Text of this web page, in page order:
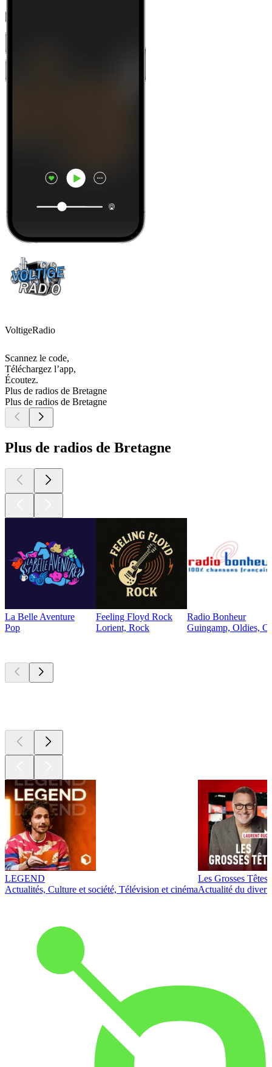
VoltigeRadio
Scannez le code,
Téléchargez l’app,
Écoutez.
Plus de radios de Bretagne
Plus de radios de Bretagne
Plus de radios de Bretagne
La Belle Aventure
Pop
Feeling Floyd Rock
Lorient, Rock
Radio Bonheur
Guingamp, Oldies,
LEGEND
Actualités, Culture et société, Télévision et cinéma
Les Grosses Têtes
Actualité du